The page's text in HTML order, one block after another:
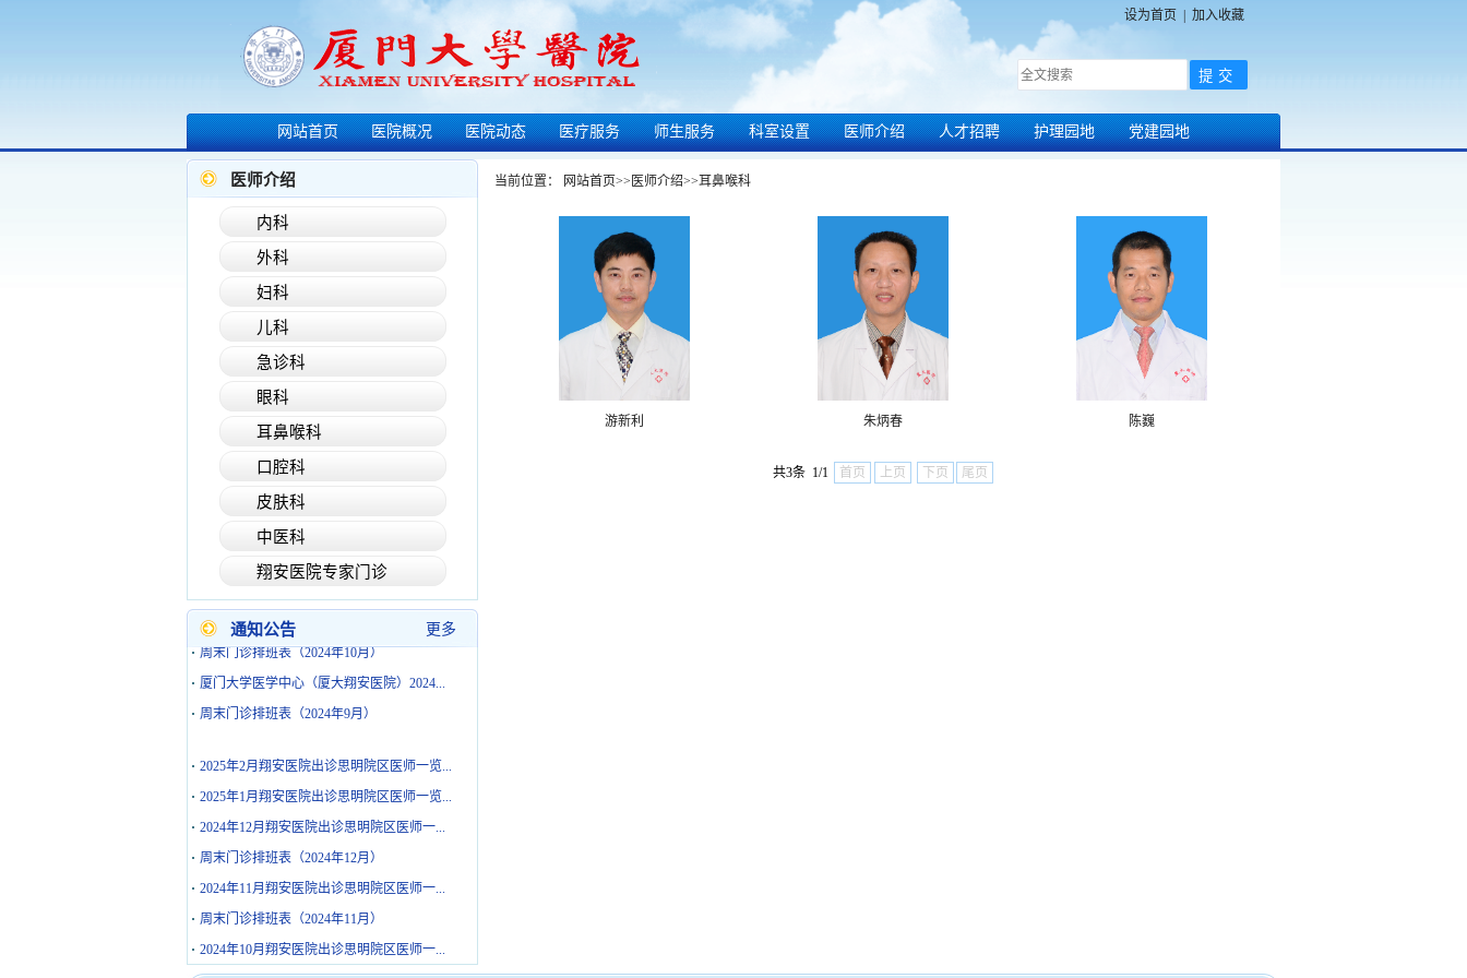
设为首页 加入收藏
网站首页 医院概况 医院动态 医疗服务 师生服务 科室设置 医师介绍 人才招聘 护理园地 党建园地
医师介绍
内科
外科
妇科
儿科
急诊科
眼科
耳鼻喉科
口腔科
皮肤科
中医科
翔安医院专家门诊
通知公告 更多
2025年2月翔安医院出诊思明院区医师一览...
2025年1月翔安医院出诊思明院区医师一览...
2024年12月翔安医院出诊思明院区医师一...
周末门诊排班表（2024年11月）
周末门诊排班表（2024年10月）
厦门大学医学中心（厦大翔安医院）2024...
周末门诊排班表（2024年9月）
2025年2月翔安医院出诊思明院区医师一览...
2025年1月翔安医院出诊思明院区医师一览...
2024年12月翔安医院出诊思明院区医师一...
周末门诊排班表（2024年12月）
2024年11月翔安医院出诊思明院区医师一...
周末门诊排班表（2024年11月）
2024年10月翔安医院出诊思明院区医师一...
· 周末门诊排班表（2024年10月）
当前位置： 网站首页>> 医师介绍>>耳鼻喉科
游新利 朱炳春 陈巍
共3条 1/1 首页 上页 下页 尾页